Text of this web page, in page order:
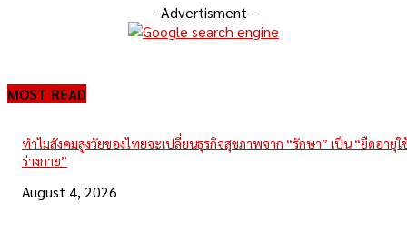
- Advertisment -
MOST READ
ทำไมสังคมสูงวัยของไทยจะเปลี่ยนธุรกิจสุขภาพจาก “รักษา” เป็น “ยืดอายุใ
ร่างกาย”
August 4, 2026